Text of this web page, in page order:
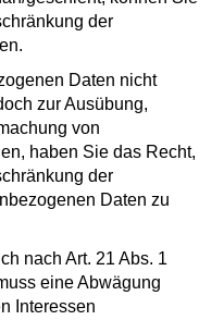
der
Daten nicht
zur Ausübung,
von
haben Sie das Recht,
der
Daten zu
nach Art. 21 Abs. 1
eine Abwägung
Interessen